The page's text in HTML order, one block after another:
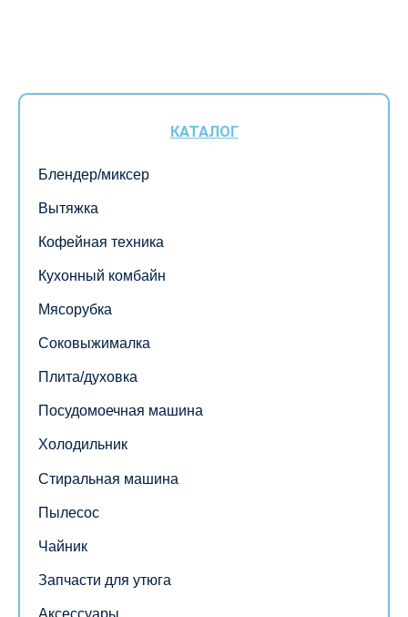
КАТАЛОГ
Блендер/миксер
Вытяжка
Кофейная техника
Кухонный комбайн
Мясорубка
Соковыжималка
Плита/духовка
Посудомоечная машина
Холодильник
Стиральная машина
Пылесос
Чайник
Запчасти для утюга
Аксессуары